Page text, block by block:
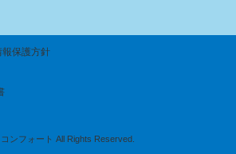
報保護方針
ンフォート All Rights Reserved.